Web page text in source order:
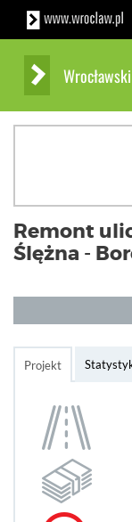
Remont
Ślężna -
Projekt